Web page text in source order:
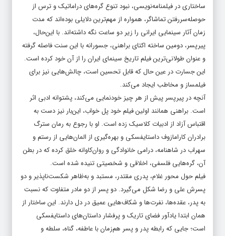
ساختاری در فیلمنامه‌نویسی، نبود تنوع گره‌های دراماتیک و ترس از
حوصله‌سررفتن تماشاگر، همواره از مهم‌ترین دلایلی بوده‌اند که مدت
زمان آثار سینمایی ایرانی را زیر دو ساعت نگه داشته‌اند. با این‌حال،
پیرپسر، دومین ساخته اکتای براهنی، جسورانه با این سنت فاصله گرفته
و عنوان طولانی‌ترین فیلم تاریخ سینمای ایران را از آن خود کرده است.
این جسارت در عین حال که قابل تحسین است، چالش‌هایی نیز برای
فیلمساز و مخاطب ایجاد می‌کند.
آنچه در پیرپسر پیش از هر چیز خودنمایی می‌کند، پشتوانه ادبی اثر
است. براهنی همانند اولین فیلم خود پل خواب، این‌بار نیز دست به
اقتباس آزاد از ادبیات کلاسیک زده است. او با رجوع به رمان سترگ
برادران کارامازوف داستایفسکی و بهره‌گیری از المان‌هایی از رستم و
سهراب در شاهنامه، درامی خانوادگی و روان‌کاوانه خلق کرده که در بطن
آن، گره‌هایی فلسفی، اخلاقی و شخصیتی تنیده شده است.
فیلم حول محور غلام، پدری مقتدر، مستبد و به‌ظاهر شکست‌ناپذیر و دو
پسرش علی و رضا شکل می‌گیرد. دو پسر از دو مادر متفاوت که نسبت
به پدر، عقده‌ها، نفرت‌ها و شکاف‌هایی عمیق در دل دارند. این ساختار از
همان ابتدا یادآور فضای تاریک و پرفشار داستان‌های داستایفسکی
است؛ جایی که رابطه پدر و پسر هم‌زمان با عاطفه، گناه، سلطه و